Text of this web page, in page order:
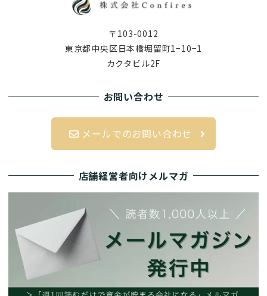
〒103-0012
東京都中央区日本橋堀留町1−10−1
カクタビル2F
お問い合わせ
メールでのお問い合わせ
店舗経営者向けメルマガ